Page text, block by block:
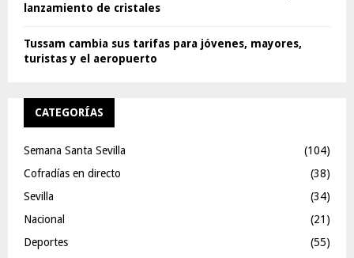
lanzamiento de cristales
Tussam cambia sus tarifas para jóvenes, mayores,
turistas y el aeropuerto
CATEGORÍAS
Semana Santa Sevilla
(104)
Cofradías en directo
(38)
Sevilla
(34)
Nacional
(21)
Deportes
(55)